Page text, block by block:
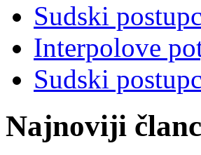
Sudski
Interpolove
Sudski
Najnoviji